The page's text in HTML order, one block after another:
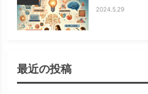
2024.5.29
最近の投稿